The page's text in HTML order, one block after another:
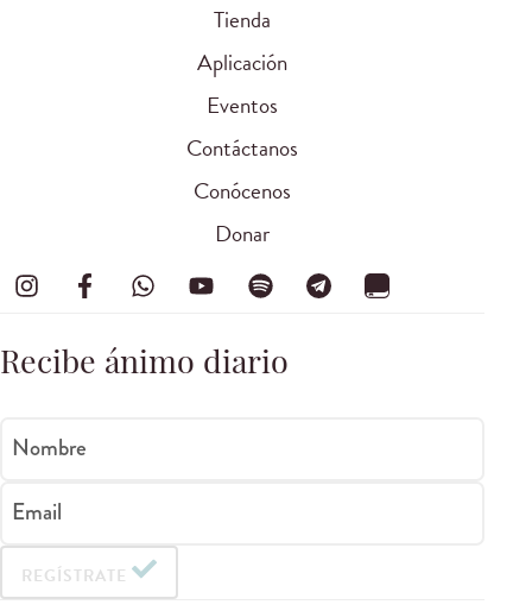
Tienda
Aplicación
Eventos
Contáctanos
Conócenos
Donar
Recibe ánimo diario
Nombre
Email
REGÍSTRATE